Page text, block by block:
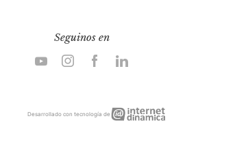
Seguinos en
Desarrollado con tecnología deInternet
Dinámica